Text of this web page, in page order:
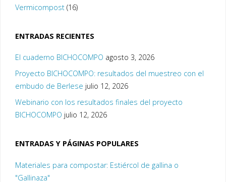
Vermicompost(16)
ENTRADAS RECIENTES
El cuaderno BICHOCOMPO agosto 3, 2026
Proyecto BICHOCOMPO: resultados del muestreo con el
embudo de Berlese julio 12, 2026
Webinario con los resultados finales del proyecto
BICHOCOMPO julio 12, 2026
ENTRADAS Y PÁGINAS POPULARES
Materiales para compostar: Estiércol de gallina o
"Gallinaza"